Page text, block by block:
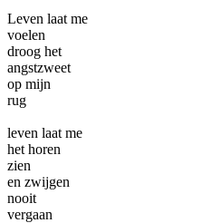
Leven laat me
voelen
droog het
angstzweet
op mijn
rug
leven laat me
het horen
zien
en zwijgen
nooit
vergaan